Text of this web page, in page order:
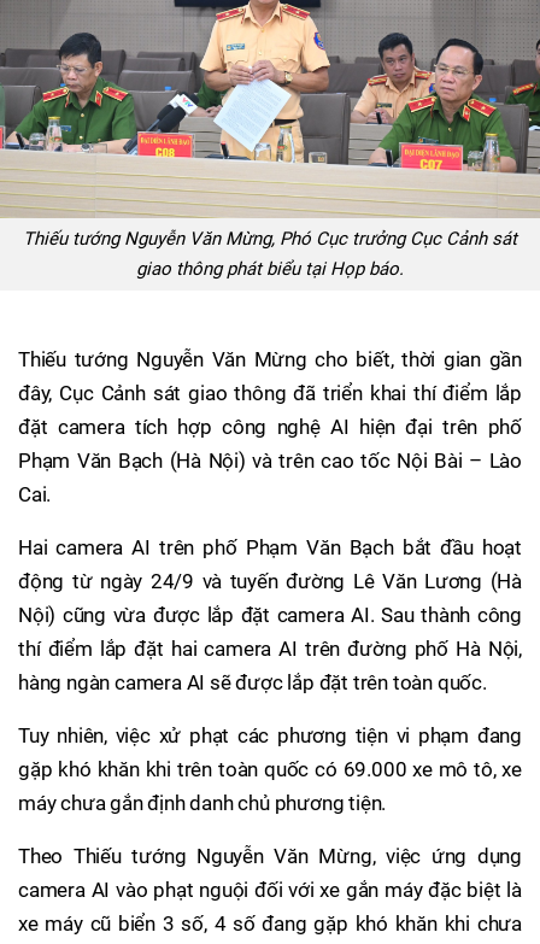
Thiếu tướng Nguyễn Văn Mừng, Phó Cục trưởng Cục Cảnh sát
giao thông phát biểu tại Họp báo.
Thiếu tướng Nguyễn Văn Mừng cho biết, thời gian gần
đây, Cục Cảnh sát giao thông đã triển khai thí điểm lắp
đặt camera tích hợp công nghệ AI hiện đại trên phố
Phạm Văn Bạch (Hà Nội) và trên cao tốc Nội Bài – Lào
Cai.
Hai camera AI trên phố Phạm Văn Bạch bắt đầu hoạt
động từ ngày 24/9 và tuyến đường Lê Văn Lương (Hà
Nội) cũng vừa được lắp đặt camera AI. Sau thành công
thí điểm lắp đặt hai camera AI trên đường phố Hà Nội,
hàng ngàn camera AI sẽ được lắp đặt trên toàn quốc.
Tuy nhiên, việc xử phạt các phương tiện vi phạm đang
gặp khó khăn khi trên toàn quốc có 69.000 xe mô tô, xe
máy chưa gắn định danh chủ phương tiện.
Theo Thiếu tướng Nguyễn Văn Mừng, việc ứng dụng
camera AI vào phạt nguội đối với xe gắn máy đặc biệt là
xe máy cũ biển 3 số, 4 số đang gặp khó khăn khi chưa